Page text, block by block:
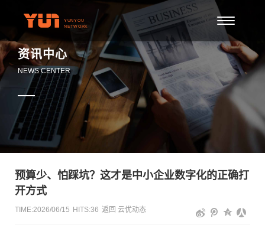
资讯中心
NEWS CENTER
预算少、怕踩坑？这才是中小企业数字化的正确打
开方式
TIME:2026/06/15 HITS:36 返回 云优动态